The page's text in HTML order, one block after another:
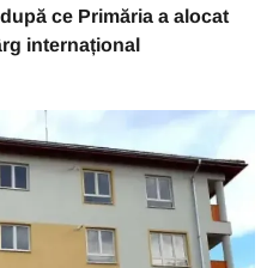
ce Primăria a alocat
internațional